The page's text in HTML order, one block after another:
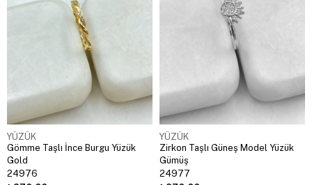
YÜZÜK
Gömme Taşlı İnce Burgu Yüzük
Gold
24976
YÜZÜK
Zirkon Taşlı Güneş Model Yüzük
Gümüş
24977